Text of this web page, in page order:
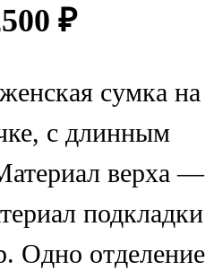
₽
сумка на
с длинным
верха —
подкладки
Одно отделение